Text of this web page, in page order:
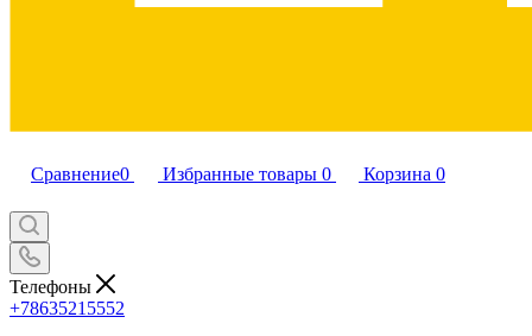
Сравнение0 Избранные товары 0 Корзина 0
Телефоны
+78635215552